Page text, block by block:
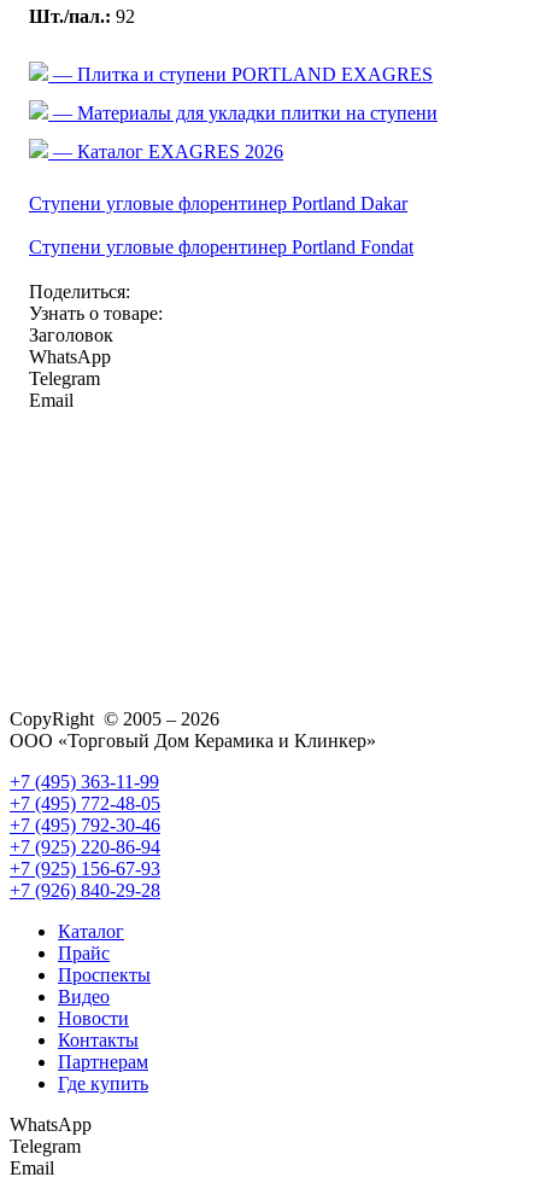
Шт./пал.: 92
— Плитка и ступени PORTLAND EXAGRES
— Материалы для укладки плитки на ступени
— Каталог EXAGRES 2026
Ступени угловые флорентинер Portland Dakar
Ступени угловые флорентинер Portland Fondat
Поделиться:
Узнать о товаре:
Заголовок
WhatsApp
Telegram
Email
CopyRight © 2005 – 2026
ООО «Торговый Дом Керамика и Клинкер»
+7 (495) 363-11-99
+7 (495) 772-48-05
+7 (495) 792-30-46
+7 (925) 220-86-94
+7 (925) 156-67-93
+7 (926) 840-29-28
Каталог
Прайс
Проспекты
Видео
Новости
Контакты
Партнерам
Где купить
WhatsApp
Telegram
Email